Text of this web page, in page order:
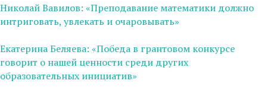
Николай Вавилов: «Преподавание математики должно
интриговать, увлекать и очаровывать»
Екатерина Беляева: «Победа в грантовом конкурсе
говорит о нашей ценности среди других
образовательных инициатив»